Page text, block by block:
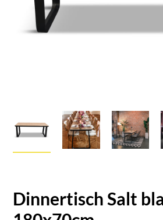
Dinnertisch Salt